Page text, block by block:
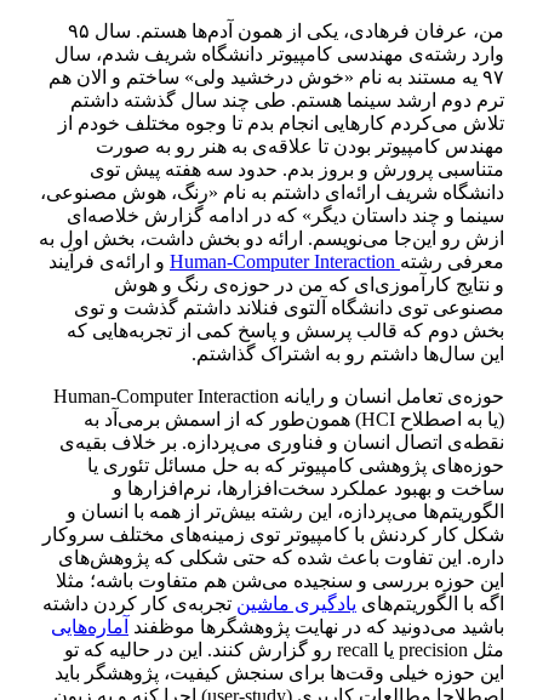
من، عرفان فرهادی، یکی از همون آدم‌ها هستم. سال ۹۵
وارد رشته‌ی مهندسی کامپیوتر دانشگاه شریف شدم، سال
۹۷ یه مستند به نام «خوش درخشید ولی» ساختم و الان هم
ترم دوم ارشد سینما هستم. طی چند سال گذشته داشتم
تلاش می‌کردم کارهایی انجام بدم تا وجوه مختلف خودم از
مهندس کامپیوتر بودن تا علاقه‌ی به هنر رو به صورت
متناسبی پرورش و بروز بدم. حدود سه هفته پیش توی
دانشگاه شریف ارائه‌ای داشتم به نام «رنگ، هوش مصنوعی،
سینما و چند داستان دیگر» که در ادامه گزارش خلاصه‌ای
ازش رو این‌جا می‌نویسم. ارائه دو بخش داشت، بخش اول به
معرفی رشته
و ارائه‌ی فرآیند
و نتایج کارآموزی‌ای که من در حوزه‌ی رنگ و هوش
مصنوعی توی دانشگاه آلتوی فنلاند داشتم گذشت و توی
بخش دوم که قالب پرسش و پاسخ کمی از تجربه‌هایی که
این سال‌ها داشتم رو به اشتراک گذاشتم.
حوزه‌ی تعامل انسان و رایانه Human-Computer Interaction
(یا به اصطلاح HCI) همون‌طور که از اسمش برمی‌آد به
نقطه‌ی اتصال انسان و فناوری می‌پردازه. بر خلاف بقیه‌ی
حوزه‌های پژوهشی کامپیوتر که به حل مسائل تئوری یا
ساخت و بهبود عملکرد سخت‌افزارها، نرم‌افزارها و
الگوریتم‌ها می‌پردازه، این رشته بیش‌تر از همه با انسان و
شکل کار کردنش با کامپیوتر توی زمینه‌های مختلف سروکار
داره. این تفاوت باعث شده که حتی شکلی که پژوهش‌های
این حوزه بررسی و سنجیده می‌شن هم متفاوت باشه؛ مثلا
اگه با الگوریتم‌های یادگیری ماشین تجربه‌ی کار کردن داشته
باشید می‌دونید که در نهایت پژوهشگرها موظفند آماره‌هایی
مثل precision یا recall رو گزارش کنند. این در حالیه که تو
این حوزه خیلی وقت‌ها برای سنجش کیفیت، پژوهشگر باید
اصطلاحا مطالعات کاربری (user-study) اجرا کنه و به زبون